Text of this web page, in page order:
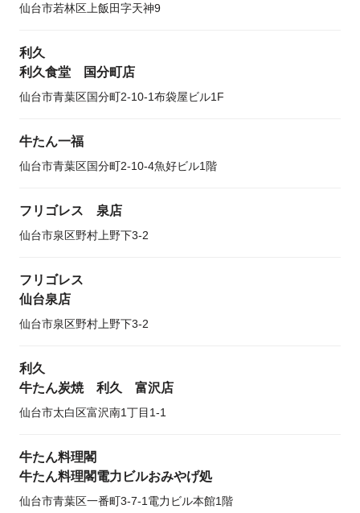
仙台市若林区上飯田字天神9
利久
利久食堂 国分町店
仙台市青葉区国分町2-10-1布袋屋ビル1F
牛たん一福
仙台市青葉区国分町2-10-4魚好ビル1階
フリゴレス 泉店
仙台市泉区野村上野下3-2
フリゴレス
仙台泉店
仙台市泉区野村上野下3-2
利久
牛たん炭焼 利久 富沢店
仙台市太白区富沢南1丁目1-1
牛たん料理閣
牛たん料理閣電力ビルおみやげ処
仙台市青葉区一番町3-7-1電力ビル本館1階